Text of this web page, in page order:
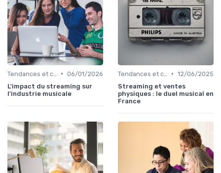
• 06/01/2026
L'impact du streaming sur
l'industrie musicale
• 12/06/2025
Streaming et ventes
physiques : le duel musical en
France